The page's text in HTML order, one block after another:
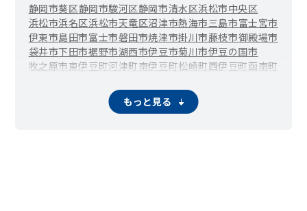
静岡市葵区静岡市駿河区静岡市清水区浜松市中央区
浜松市浜名区浜松市天竜区沼津市熱海市三島市富士宮市
伊東市島田市富士市磐田市焼津市掛川市藤枝市御殿場市
袋井市下田市裾野市湖西市伊豆市菊川市伊豆の国市
牧之原市東伊豆町河津町南伊豆町松崎町西伊豆町函南町
もっと見る